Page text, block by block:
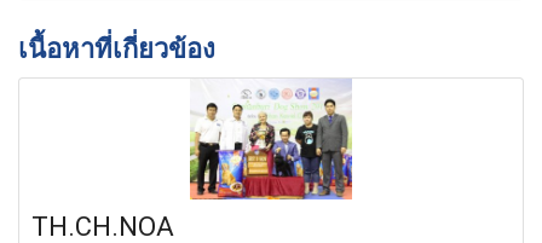
เนื้อหาที่เกี่ยวข้อง
TH.CH.NOA